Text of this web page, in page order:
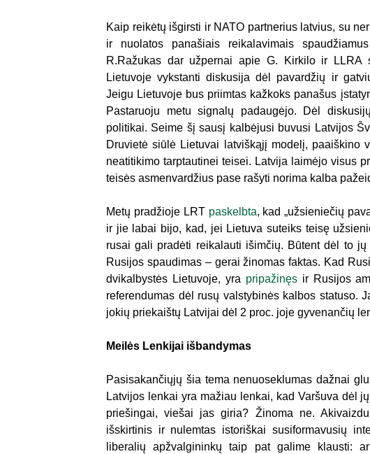
Kaip reikėtų išgirsti ir NATO partnerius latvius, su
ir nuolatos panašiais reikalavimais
R.Ražukas dar užpernai apie G. Kirkilo ir LLRA
Lietuvoje vykstanti diskusija dėl pavardžių ir
Jeigu Lietuvoje bus priimtas kažkoks panašus
Pastaruoju metu signalų padaugėjo. Dėl
politikai. Seime šį sausį kalbėjusi buvusi Latvijos
Druvietė siūlė Lietuvai latviškąjį modelį, paaiškino
neatitikimo tarptautinei teisei. Latvija laimėjo visus
teisės asmenvardžius pase rašyti norima kalba
Metų pradžioje LRT paskelbta, kad „užsieniečių
ir jie labai bijo, kad, jei Lietuva suteiks teisę
rusai gali pradėti reikalauti išimčių. Būtent dėl to
Rusijos spaudimas – gerai žinomas faktas. Kad
dvikalbystės Lietuvoje, yra pripažinęsir Rusijos
referendumas dėl rusų valstybinės kalbos statuso.
jokių priekaištų Latvijai dėl 2 proc. joje gyvenančių
Meilės Lenkijai išbandymas
Pasisakančiųjų šia tema nenuoseklumas dažnai
Latvijos lenkai yra mažiau lenkai, kad Varšuva dėl
priešingai, viešai jas giria? Žinoma ne.
išskirtinis ir nulemtas istoriškai susiformavusių
liberalių apžvalgininkų taip pat galime klausti: